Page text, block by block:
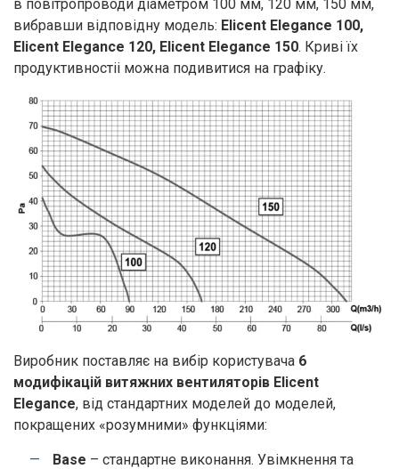
в повітропроводи діаметром 100 мм, 120 мм, 150 мм,
вибравши відповідну модель: Elicent Elegance 100,
Elicent Elegance 120, Elicent Elegance 150. Криві їх
продуктивностіі можна подивитися на графіку.
Виробник поставляє на вибір користувача 6
модифікацій витяжних вентиляторів Elicent
Elegance, від стандартних моделей до моделей,
покращених «розумними» функціями:
Base – стандартне виконання. Увімкнення та